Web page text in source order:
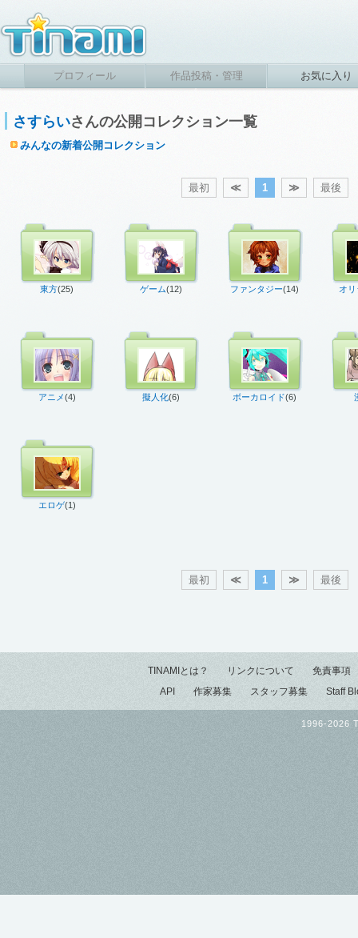
プロフィール 作品投稿・管理 お気に入り
さすらいさんの公開コレクション一覧
みんなの新着公開コレクション
最初 ≪ 1 ≫ 最後
東方(25) ゲーム(12) ファンタジー(14) オ
アニメ(4) 擬人化(6) ボーカロイド(6)
エロゲ(1)
最初 ≪ 1 ≫ 最後
TINAMIとは？ リンクについて
免責事項
API
作家募集 スタッフ募集 Staff
1996-2026